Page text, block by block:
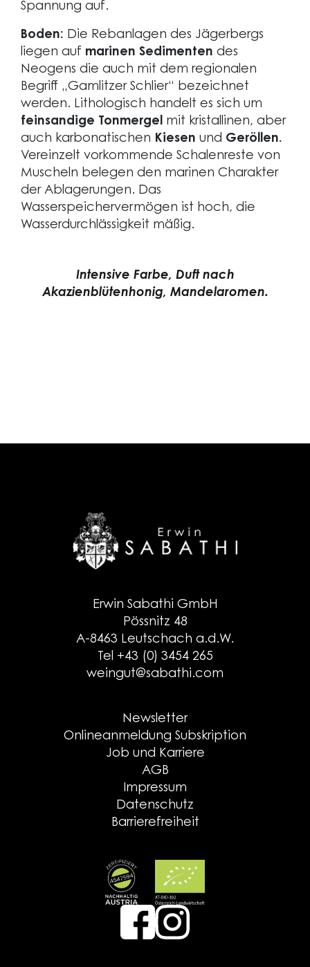
Spannung auf.
Boden: Die Rebanlagen des Jägerbergs
liegen auf marinen Sedimenten des
Neogens die auch mit dem regionalen
Begriff „Gamlitzer Schlier“ bezeichnet
werden. Lithologisch handelt es sich um
feinsandige Tonmergel mit kristallinen, aber
auch karbonatischen Kiesen und Geröllen.
Vereinzelt vorkommende Schalenreste von
Muscheln belegen den marinen Charakter
der Ablagerungen. Das
Wasserspeichervermögen ist hoch, die
Wasserdurchlässigkeit mäßig.
Intensive Farbe, Duft nach
Akazienblütenhonig, Mandelaromen.
Erwin Sabathi GmbH
Pössnitz 48
A-8463 Leutschach a.d.W.
Tel +43 (0) 3454 265
weingut@sabathi.com
Newsletter
Onlineanmeldung Subskription
Job und Karriere
AGB
Impressum
Datenschutz
Barrierefreiheit